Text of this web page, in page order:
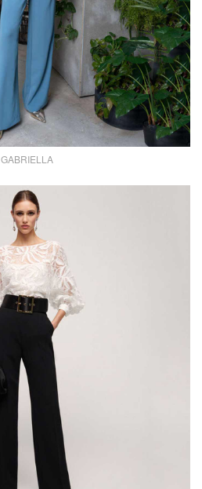
GABRIELLA